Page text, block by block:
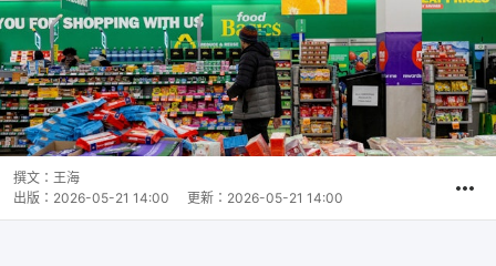
撰文： 王海
出版： 2026-05-21 14:00 更新： 2026-05-21 14:00